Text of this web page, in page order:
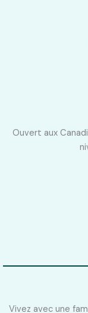
Ouvert aux
Vivez avec une